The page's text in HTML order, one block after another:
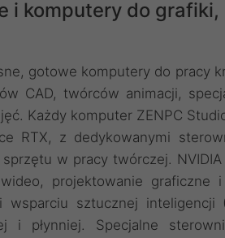
i komputery do grafiki,
gotowe komputery do pracy
CAD, twórców animacji,
Każdy komputer ZENPC
RTX, z dedykowanymi
w pracy twórczej.
projektowanie graficzne
sztucznej inteligencji
i płynniej. Specjalne